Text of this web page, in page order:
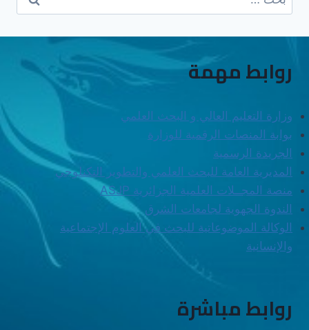
عن:
روابط مهمة
وزارة التعليم العالي و البحث العلمي
بوابة المنصات الرقمية للوزارة
الجريدة الرسمية
المديرية العامة للبحث العلمي والتطوير التكنلوجي
منصة المجــلات العلمية الجزائرية ASJP
الندوة الجهوية لجامعات الشرق
الوكالة الموضوعاتية للبحث في العلوم الإجتماعية
والإنسانية
روابط مباشرة